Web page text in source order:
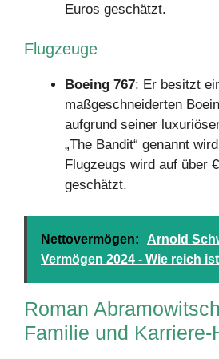
Euros geschätzt.
Flugzeuge
Boeing 767: Er besitzt
maßgeschneiderten
aufgrund seiner
„The Bandit“ genannt
Flugzeugs wird auf über
geschätzt.
Nettovermögen:
Arnold
Vermögen 2024 - Wie reich
Roman
Familie und Karriere-